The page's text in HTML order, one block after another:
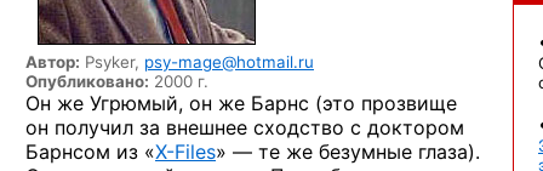
Автор: Psyker, psy-mage@hotmail.ru
Опубликовано: 2000 г.
Он же Угрюмый, он же Барнс (это прозвище
он получил за внешнее сходство с доктором
Барнсом из «X-Files» — те же безумные глаза).